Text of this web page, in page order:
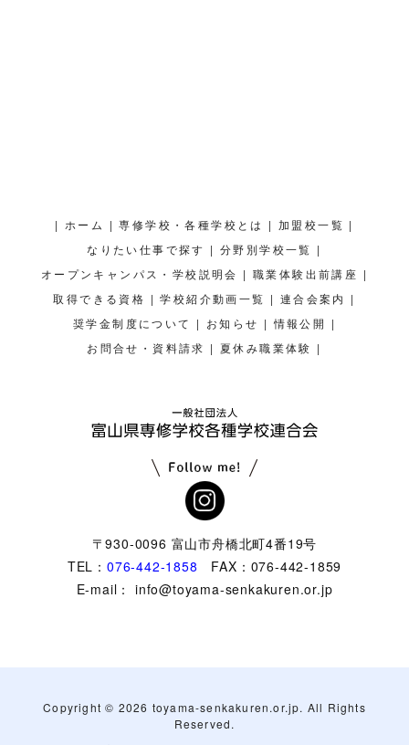
| ホーム |専修学校・各種学校とは | 加盟校一覧 |
なりたい仕事で探す |分野別学校一覧 |
オープンキャンパス・学校説明会 |職業体験出前講座 |
取得できる資格 |学校紹介動画一覧 | 連合会案内 |
奨学金制度について | お知らせ |情報公開 |
お問合せ・資料請求 | 夏休み職業体験 |
〒930-0096 富山市舟橋北町4番19号
TEL： 076-442-1858 FAX：076-442-1859
E-mail： info@toyama-senkakuren.or.jp
Copyright © 2026 toyama-senkakuren.or.jp. All Rights
Reserved.